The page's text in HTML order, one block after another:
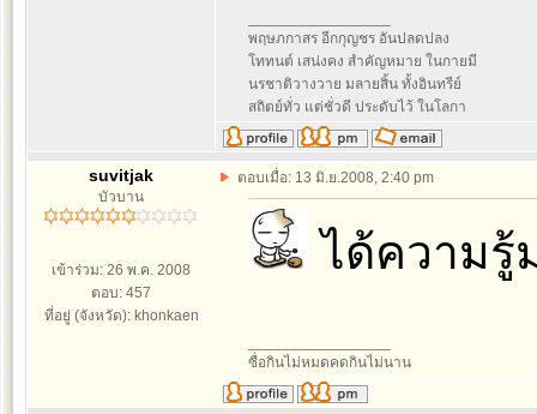
พฤษภกาสร อีกกุญชร อันปลดปลง
โททนต์ เสน่งคง สำคัญหมาย ในกายมี
นรชาติวางวาย มลายสิ้น ทั้งอินทรีย์
สถิตย์ทั่ว แต่ชั่วดี ประดับไว้ ในโลกา
suvitjak
บัวบาน
เข้าร่วม: 26 พ.ค. 2008
ตอบ: 457
ที่อยู่ (จังหวัด): khonkaen
ตอบเมื่อ: 13 มิ.ย.2008, 2:40 pm
ได้ความรู้
ซื่อกินไม่หมดคดกินไม่นาน